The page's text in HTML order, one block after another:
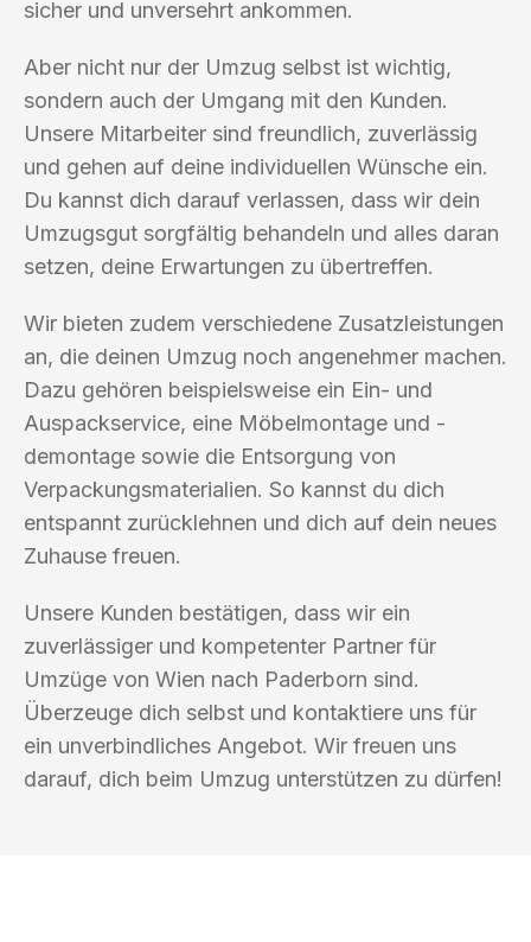
sicher und unversehrt ankommen.
Aber nicht nur der Umzug selbst ist wichtig,
sondern auch der Umgang mit den Kunden.
Unsere Mitarbeiter sind freundlich, zuverlässig
und gehen auf deine individuellen Wünsche ein.
Du kannst dich darauf verlassen, dass wir dein
Umzugsgut sorgfältig behandeln und alles daran
setzen, deine Erwartungen zu übertreffen.
Wir bieten zudem verschiedene Zusatzleistungen
an, die deinen Umzug noch angenehmer machen.
Dazu gehören beispielsweise ein Ein- und
Auspackservice, eine Möbelmontage und -
demontage sowie die Entsorgung von
Verpackungsmaterialien. So kannst du dich
entspannt zurücklehnen und dich auf dein neues
Zuhause freuen.
Unsere Kunden bestätigen, dass wir ein
zuverlässiger und kompetenter Partner für
Umzüge von Wien nach Paderborn sind.
Überzeuge dich selbst und kontaktiere uns für
ein unverbindliches Angebot. Wir freuen uns
darauf, dich beim Umzug unterstützen zu dürfen!